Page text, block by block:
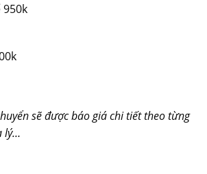
sẽ được báo giá chi tiết theo từng
lý…